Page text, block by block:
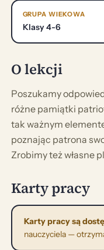
GRUPA WIEKOWA
Klasy 4-6
O lekcji
Poszukamy
różne pamiątki
tak ważnym
poznając patrona
Zrobimy też własne
Karty pracy
Karty pracy są
nauczyciela —